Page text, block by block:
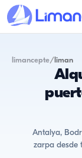
limancepte/ liman
Antalya,
zarpa desde